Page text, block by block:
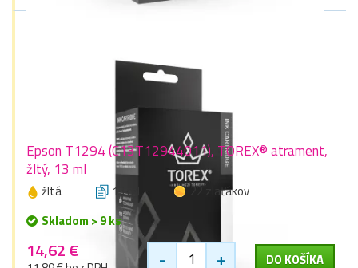
Epson T1294 (C13T12944011), TOREX® atrament,
žltý, 13 ml
žltá 13 ml
22 zlaťákov
Skladom > 9 ks
14,62 € - + DO KOŠÍKA